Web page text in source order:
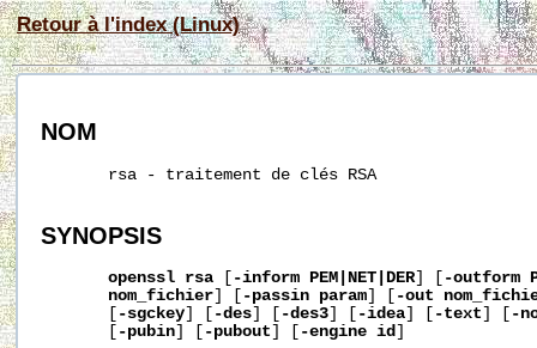
Retour à l'index (Linux)
NOM
       rsa - traitement de clés RSA
SYNOPSIS
openssl rsa -inform PEM|NET|DER] [ -outform
nom_fichier
-passin param -out
-sgckey -des -des3 -idea -text
-
-pubin -pubout -engine id